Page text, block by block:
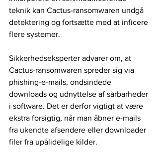
teknik kan Cactus-ransomwaren undgå
detektering og fortsætte med at inficere
flere systemer.
Sikkerhedseksperter advarer om, at
Cactus-ransomwaren spreder sig via
phishing-e-mails, ondsindede
downloads og udnyttelse af sårbarheder
i software. Det er derfor vigtigt at være
ekstra forsigtig, når man åbner e-mails
fra ukendte afsendere eller downloader
filer fra upålidelige kilder.